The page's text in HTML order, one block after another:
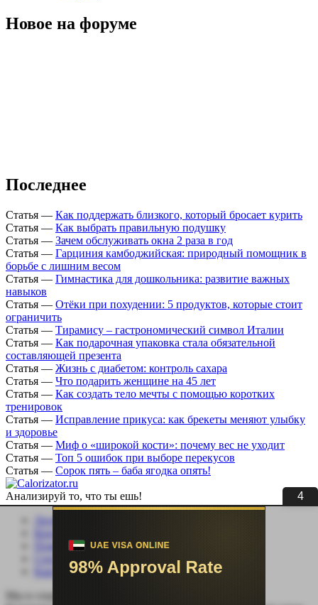
3
Новое на форуме
Последнее
Статья — Как поддержать близкого, который бросает курить
Статья — Как выбрать правильную подушку
Статья — Зачем обслуживать окна 2 раза в год
Статья — Гарциния камбоджийская: природный помощник в
борьбе с лишним весом
Статья — Гимнастика для дошкольника: развитие важных
навыков
Статья — Отёки при похудении: 5 продуктов, которые стоит
ограничить
Статья — Тирамису – гастрономический символ Италии
Статья — Как подарочная упаковка стала обязательной
составляющей презента
Статья — Жизнь с диабетом: контроль сахара
Статья — Что подарить женщине на 45 лет
Статья — Как создать тело мечты с помощью коротких
тренировок
Статья — Исправление прикуса: как брекеты меняют улыбку
и здоровье
Статья — Миф о «широкой кости»: почему вес не уходит
Статья — Топ 5 ошибок при выборе перекусов
Статья — Сорок пять – баба ягодка опять!
Анализируй то, что ты ешь!
Личный кабинет
Помощь сайту
Соцсети
Карта сайта
Мы в социальных сетях: